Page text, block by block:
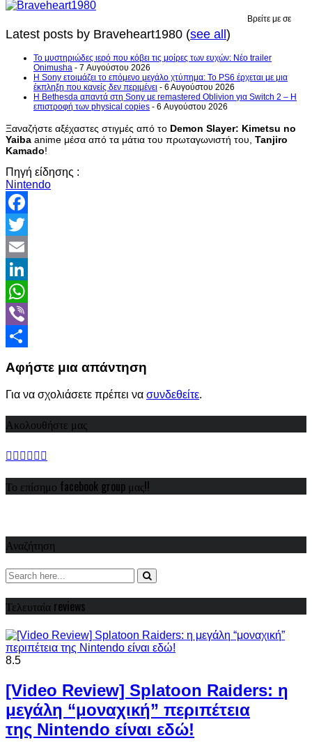
Βρείτε με σε
Latest posts by Braveheart1980 (see all)
Το μυστηριώδες ιερό που κόβει τις μοίρες των ευχών: Νέο trailer
Onimusha - 7 Αυγούστου 2026
Η Sony ετοιμάζει το επόμενο μεγάλο χτύπημα: Το PS6 έρχεται με μια
έκπληξη που κανείς δεν περιμένει - 6 Αυγούστου 2026
Η Bethesda απαντά στη Sony με remastered Oblivion για Switch 2 – Η
επιστροφή των physical copies - 6 Αυγούστου 2026
Ξαναζήστε αξέχαστες στιγμές από το Demon Slayer: Kimetsu no
Yaiba anime μέσα από τα μάτια του πρωταγωνιστή του, Tanjiro
Kamado!
Πηγή είδησης :
Nintendo
Facebook
Twitter
Email
LinkedIn
WhatsApp
Viber
Αφήστε μια απάντηση
Για να σχολιάσετε πρέπει να συνδεθείτε.
Ακολουθήστε μας
Το επίσημο facebook group μας!!
Αναζήτηση
Τελευταία reviews
8.5
[Video Review] Splatoon Raiders: η
μεγάλη “μοναχική” περιπέτεια
της Nintendo είναι εδώ!